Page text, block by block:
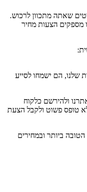
שאתה מתכוון לרכוש.
או יותר, אנו מספקים הצעות מחיר
שלנו, הם ישמחו לסייע
ולהירשם כלקוח
טופס פשוט ולקבל הצעת
ביותר ובמחירים